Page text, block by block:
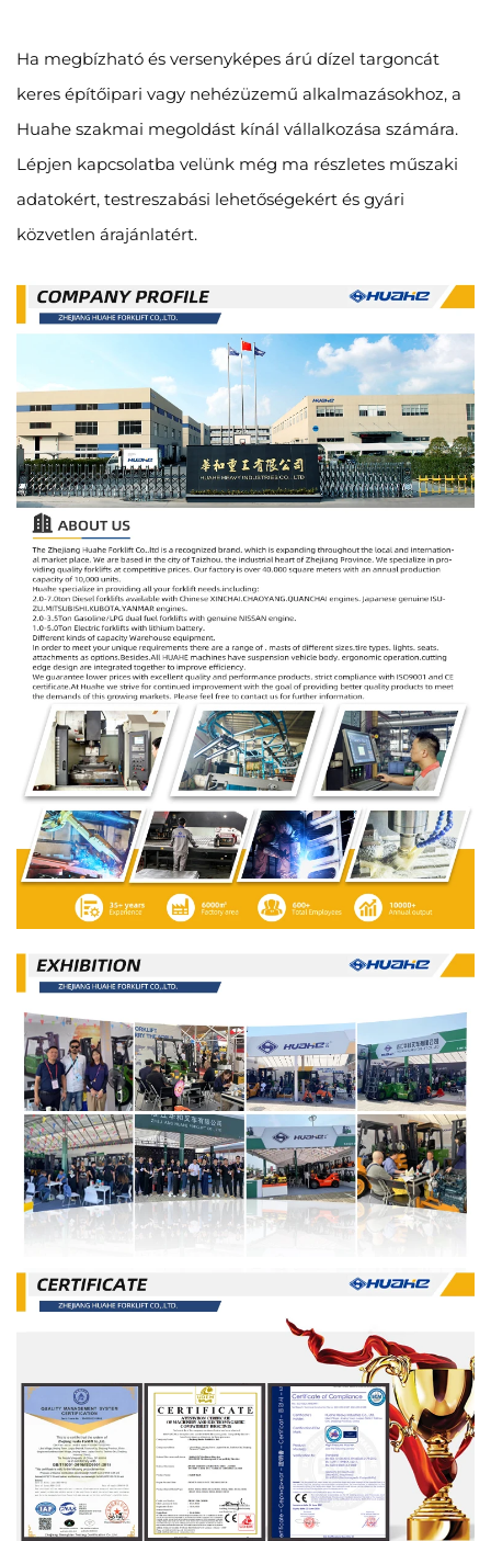
Ha megbízható és versenyképes árú dízel targoncát
keres építőipari vagy nehézüzemű alkalmazásokhoz, a
Huahe szakmai megoldást kínál vállalkozása számára.
Lépjen kapcsolatba velünk még ma részletes műszaki
adatokért, testreszabási lehetőségekért és gyári
közvetlen árajánlatért.